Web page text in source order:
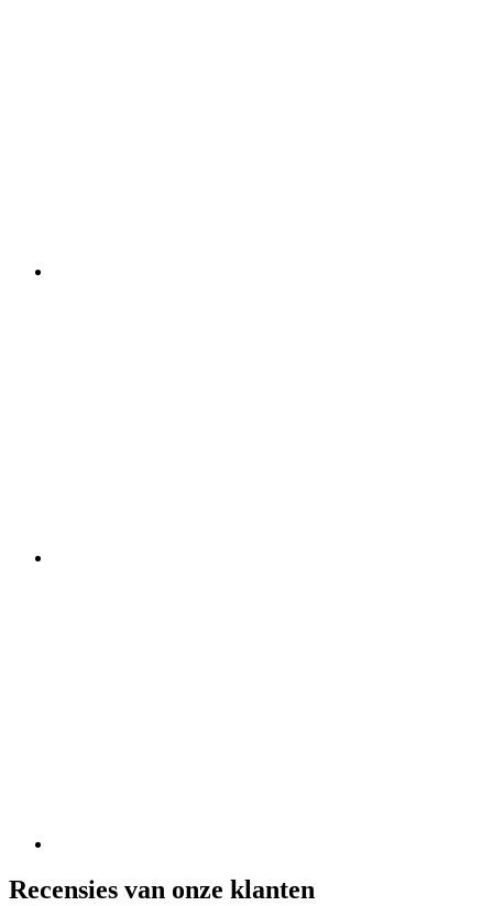
Recensies van onze klanten